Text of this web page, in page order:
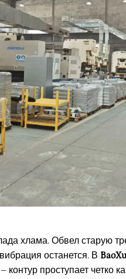
хлама. Обвел старую
останется. В
проступает четко